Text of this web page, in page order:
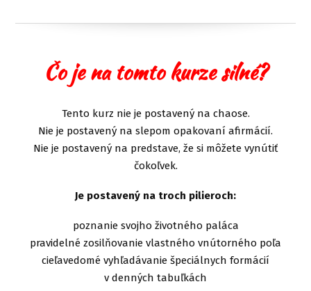
Čo je na tomto kurze silné?
Tento kurz nie je postavený na chaose.
Nie je postavený na slepom opakovaní afirmácií.
Nie je postavený na predstave, že si môžete vynútiť
čokoľvek.
Je postavený na troch pilieroch:
poznanie svojho životného paláca
pravidelné zosilňovanie vlastného vnútorného poľa
cieľavedomé vyhľadávanie špeciálnych formácií
v denných tabuľkách